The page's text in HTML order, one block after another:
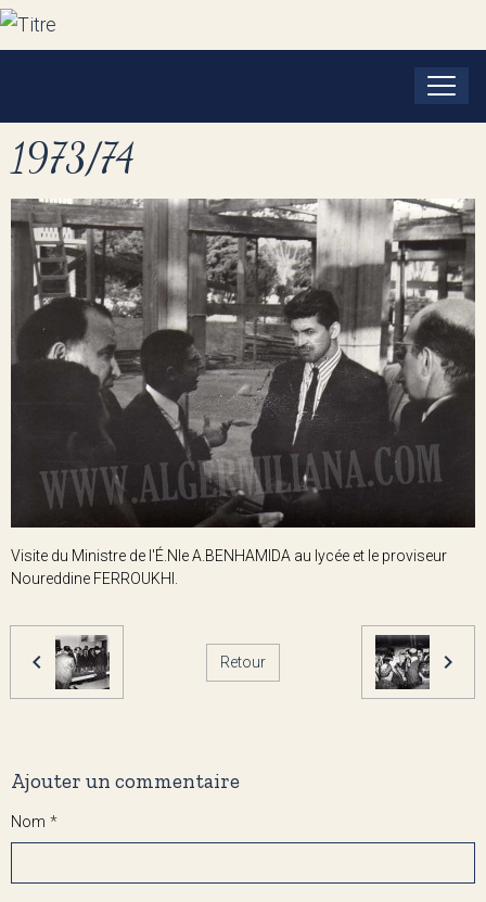
1973/74
Visite du Ministre de l'É.Nle A.BENHAMIDA au lycée et le proviseur
Noureddine FERROUKHI.
Retour
Ajouter un commentaire
Nom